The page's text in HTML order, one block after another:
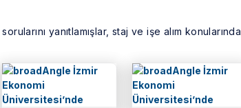
yanıtlamışlar, staj ve işe alım konularında